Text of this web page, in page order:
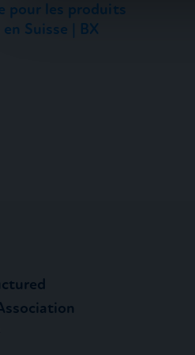
vous leur avez fournies ou
pour les produits
Suisse | BX